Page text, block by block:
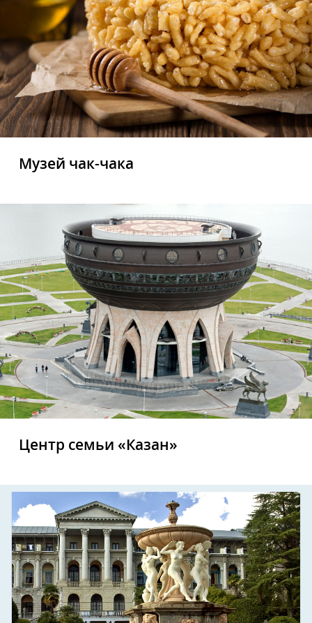
Музей чак-чака
Центр семьи «Казан»